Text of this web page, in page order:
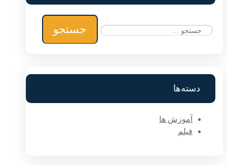
برای:
دسته‌ها
آموزش ها
فیلم